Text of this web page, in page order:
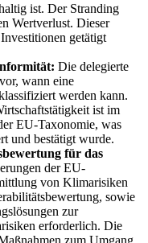
ist. Der Stranding
Wertverlust. Dieser
getätigt
Die delegierte
wann eine
werden kann.
ist im
EU-Taxonomie, was
und bestätigt wurde.
für das
der EU-
von Klimarisiken
sowie
zur
erforderlich. Die
zum Umgang